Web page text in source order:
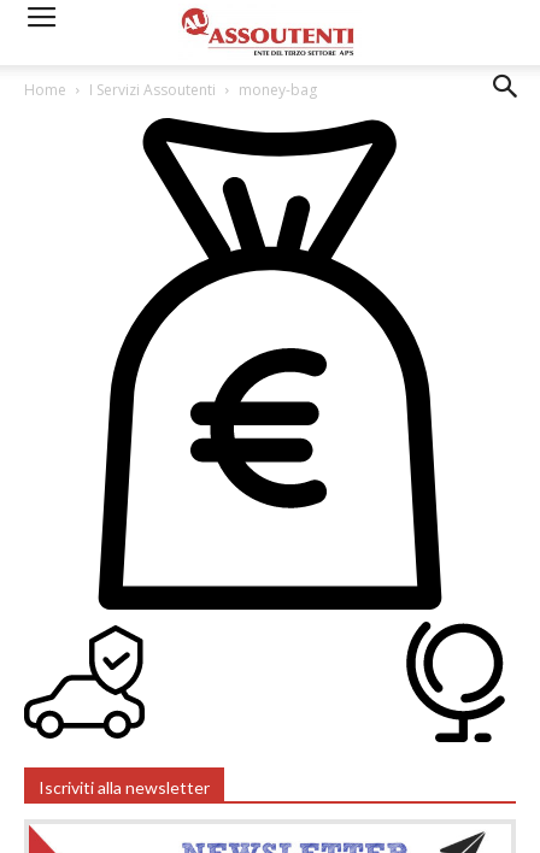
Home I Servizi Assoutenti money-bag
Iscriviti alla newsletter